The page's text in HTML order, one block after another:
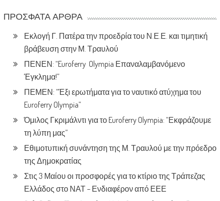
ΠΡΌΣΦΑΤΑ ΆΡΘΡΑ
Εκλογή Γ. Πατέρα την προεδρία του Ν.Ε.Ε. και τιμητική
βράβευση στην Μ. Τραυλού
ΠΕΝΕΝ: “Euroferry Olympia Επαναλαμβανόμενο
Έγκλημα!”
ΠΕΜΕΝ: “Έξι ερωτήματα για το ναυτικό ατύχημα του
Euroferry Olympia”
Όμιλος Γκριμάλντι για το Euroferry Olympia: “Εκφράζουμε
τη λύπη μας”
Εθιμοτυπική συνάντηση της Μ. Τραυλού με την πρόεδρο
της Δημοκρατίας
Στις 3 Μαίου οι προσφορές για το κτίριο της Τράπεζας
Ελλάδος στο ΝΑΤ – Ενδιαφέρον από ΕΕΕ